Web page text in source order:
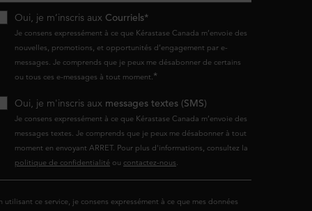
Oui, je m’inscris aux Courriels*
Je consens expressément à ce que Kérastase Canada m’envoie des
nouvelles, promotions, et opportunités d’engagement par e-
messages. Je comprends que je peux me désabonner de certains
ou tous ces e-messages à tout moment.*
Oui, je m'inscris aux messages textes (SMS)
Je consens expressément à ce que Kérastase Canada m’envoie des
messages textes. Je comprends que je peux me désabonner à tout
moment en envoyant ARRET. Pour plus d'informations, consultez la
politique de confidentialité ou contactez-nous.
utilisant ce service, je consens expressément à ce que mes données